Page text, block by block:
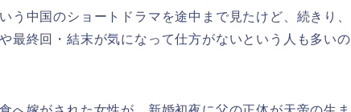
う中国のショートドラマを途中まで見たけど、続き り、
最終回・結末が気になって仕方がないという人も多いの